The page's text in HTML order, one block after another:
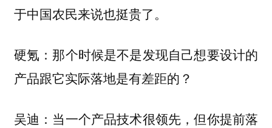
于中国农民来说也挺贵了。
硬氪：那个时候是不是发现自己想要设计的
产品跟它实际落地是有差距的？
吴迪：当一个产品技术很领先，但你提前落